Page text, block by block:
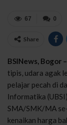
0
67
Share
BSINews, Bogor –
tipis, udara agak
pelajar pecah di
Informatika
SMA/SMK/MA
kenaikan harga